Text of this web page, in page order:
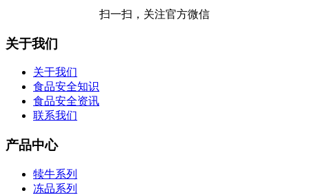
扫一扫，关注官方微信
关于我们
关于我们
食品安全知识
食品安全资讯
联系我们
产品中心
犊牛系列
冻品系列